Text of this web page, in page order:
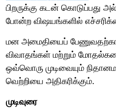
பிறருக்கு கடன் கொடுப்பது
போன்ற விஷயங்களில்
மன அமைதியைப்
விவாதங்கள் மற்றும்
ஒவ்வொரு முடிவையும்
வெற்றியை அதிகரிக்கும்.
முடிவுரை